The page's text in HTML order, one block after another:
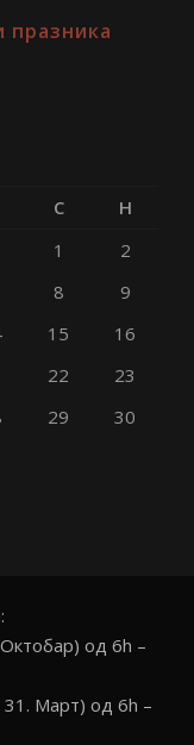
празника
С
Н
1
2
8
9
15
16
22
23
29
30
од 6h –
Март) од 6h –